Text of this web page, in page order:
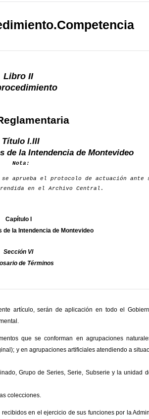
Libro II
Título I.III
de la Intendencia de Montevideo
Nota:
aprueba el protocolo de actuación ante
en el Archivo Central.
Capítulo I
la Intendencia de Montevideo
Sección VI
de Términos
artículo, serán de aplicación en todo el
que se conforman en agrupaciones
y en agrupaciones artificiales atendiendo a
Grupo de Series, Serie, Subserie y la unidad
colecciones.
en el ejercicio de sus funciones por la